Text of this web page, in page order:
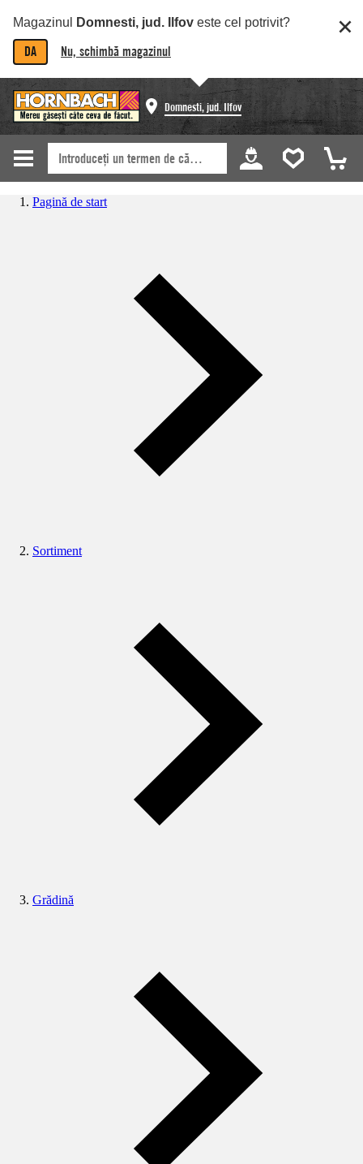
Magazinul Domnesti, jud. Ilfov este cel potrivit?
DA Nu, schimbă magazinul
Domnesti, jud. Ilfov
Pagină de start
Sortiment
Grădină